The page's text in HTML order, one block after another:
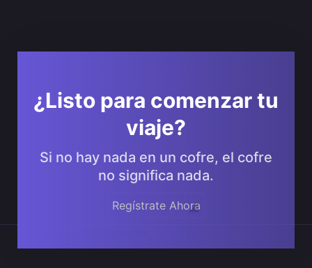
¿Listo para comenzar tu
viaje?
Si no hay nada en un cofre, el cofre
no significa nada.
Regístrate Ahora